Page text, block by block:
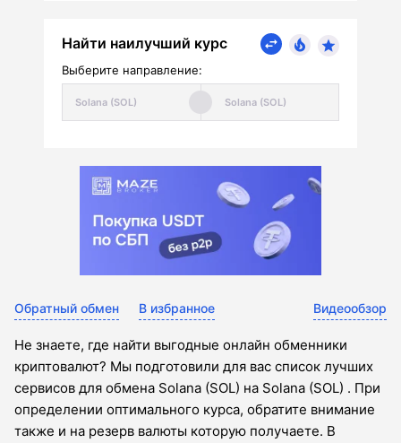
Найти наилучший курс
Выберите направление:
Обратный обмен В избранное Видеообзор
Не знаете, где найти выгодные онлайн обменники
криптовалют? Мы подготовили для вас список лучших
сервисов для обмена Solana (SOL) на Solana (SOL) . При
определении оптимального курса, обратите внимание
также и на резерв валюты которую получаете. В